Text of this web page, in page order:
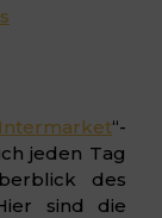
Intermarket“-
jeden Tag
des
sind die